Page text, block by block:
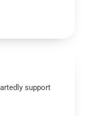
support